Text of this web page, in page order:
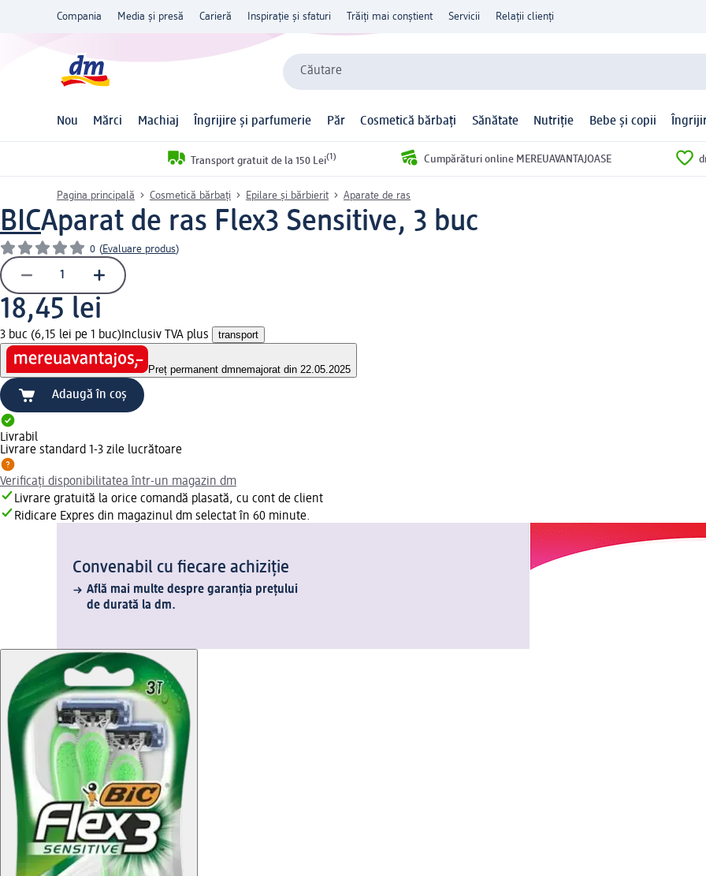
Compania Media și presă Carieră Inspirație și sfaturi Trăiți mai conștient Servicii Relații clienți
Căutare
Nou Mărci Machiaj Îngrijire și parfumerie Păr Cosmetică bărbați Sănătate Nutriție Bebe și copii
Transport gratuit de la 150 Lei(1) Cumpărături online MEREUAVANTAJOASE
Pagina principală Cosmetică bărbați Epilare și bărbierit Aparate de ras
BICAparat de ras Flex3 Sensitive, 3 buc
0 (Evaluare produs)
18,45 lei
3 buc (6,15 lei pe 1 buc) Inclusiv TVA plus transport
Preț permanent dmnemajorat din 22.05.2025
Adaugă în coș
Livrabil
Livrare standard 1-3 zile lucrătoare
Verificați disponibilitatea într-un magazin dm
Livrare gratuită la orice comandă plasată, cu cont de client
Ridicare Expres din magazinul dm selectat în 60 minute.
Convenabil cu fiecare achiziție
Află mai multe despre garanția prețului
de durată la dm.